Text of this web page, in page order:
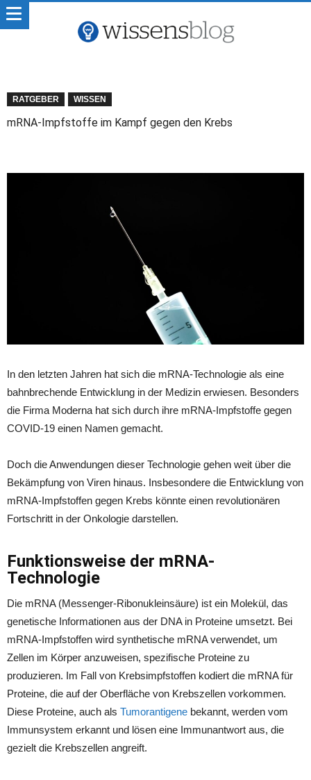
RATGEBER WISSEN
mRNA-Impfstoffe im Kampf gegen den Krebs
In den letzten Jahren hat sich die mRNA-Technologie als eine
bahnbrechende Entwicklung in der Medizin erwiesen. Besonders
die Firma Moderna hat sich durch ihre mRNA-Impfstoffe gegen
COVID-19 einen Namen gemacht.
Doch die Anwendungen dieser Technologie gehen weit über die
Bekämpfung von Viren hinaus. Insbesondere die Entwicklung von
mRNA-Impfstoffen gegen Krebs könnte einen revolutionären
Fortschritt in der Onkologie darstellen.
Funktionsweise der mRNA-
Technologie
Die mRNA (Messenger-Ribonukleinsäure) ist ein Molekül, das
genetische Informationen aus der DNA in Proteine umsetzt. Bei
mRNA-Impfstoffen wird synthetische mRNA verwendet, um
Zellen im Körper anzuweisen, spezifische Proteine zu
produzieren. Im Fall von Krebsimpfstoffen kodiert die mRNA für
Proteine, die auf der Oberfläche von Krebszellen vorkommen.
Diese Proteine, auch als Tumorantigene bekannt, werden vom
Immunsystem erkannt und lösen eine Immunantwort aus, die
gezielt die Krebszellen angreift.